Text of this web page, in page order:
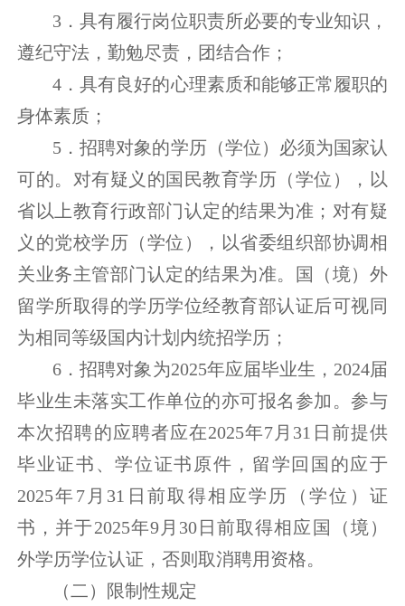
3．具有履行岗位职责所必要的专业知识，
遵纪守法，勤勉尽责，团结合作；
4．具有良好的心理素质和能够正常履职的
身体素质；
5．招聘对象的学历（学位）必须为国家认
可的。对有疑义的国民教育学历（学位），以
省以上教育行政部门认定的结果为准；对有疑
义的党校学历（学位），以省委组织部协调相
关业务主管部门认定的结果为准。国（境）外
留学所取得的学历学位经教育部认证后可视同
为相同等级国内计划内统招学历；
6．招聘对象为2025年应届毕业生，2024届
毕业生未落实工作单位的亦可报名参加。参与
本次招聘的应聘者应在2025年7月31日前提供
毕业证书、学位证书原件，留学回国的应于
2025年7月31日前取得相应学历（学位）证
书，并于2025年9月30日前取得相应国（境）
外学历学位认证，否则取消聘用资格。
（二）限制性规定